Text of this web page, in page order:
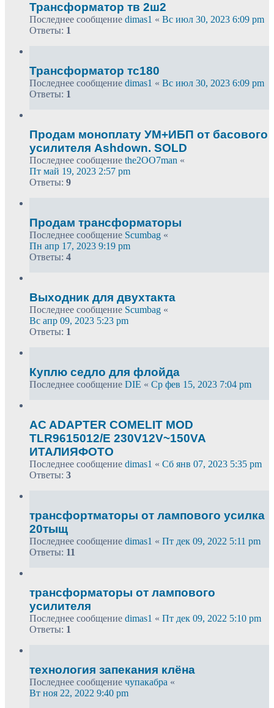
Трансформатор тв 2ш2
Последнее сообщение dimas1 « Вс июл 30, 2023 6:09 pm
Ответы: 1
Трансформатор тс180
Последнее сообщение dimas1 « Вс июл 30, 2023 6:09 pm
Ответы: 1
Продам моноплату УМ+ИБП от басового
усилителя Ashdown. SOLD
Последнее сообщение the2OO7man «
Пт май 19, 2023 2:57 pm
Ответы: 9
Продам трансформаторы
Последнее сообщение Scumbag «
Пн апр 17, 2023 9:19 pm
Ответы: 4
Выходник для двухтакта
Последнее сообщение Scumbag «
Вс апр 09, 2023 5:23 pm
Ответы: 1
Куплю седло для флойда
Последнее сообщение DIE « Ср фев 15, 2023 7:04 pm
AC ADAPTER COMELIT MOD
TLR9615012/E 230V12V~150VA
ИТАЛИЯФОТО
Последнее сообщение dimas1 « Сб янв 07, 2023 5:35 pm
Ответы: 3
трансфортматоры от лампового усилка
20тыщ
Последнее сообщение dimas1 « Пт дек 09, 2022 5:11 pm
Ответы: 11
трансформаторы от лампового
усилителя
Последнее сообщение dimas1 « Пт дек 09, 2022 5:10 pm
Ответы: 1
технология запекания клёна
Последнее сообщение чупакабра «
Вт ноя 22, 2022 9:40 pm